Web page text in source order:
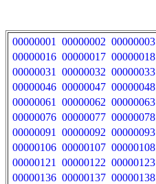
00000001 00000002 00000003
00000016 00000017 00000018
00000031
00000032 00000033
00000046 00000047 00000048
00000061
00000062 00000063
00000076 00000077 00000078
00000091
00000092 00000093
00000106 00000107 00000108
00000121
00000122 00000123
00000136 00000137 00000138